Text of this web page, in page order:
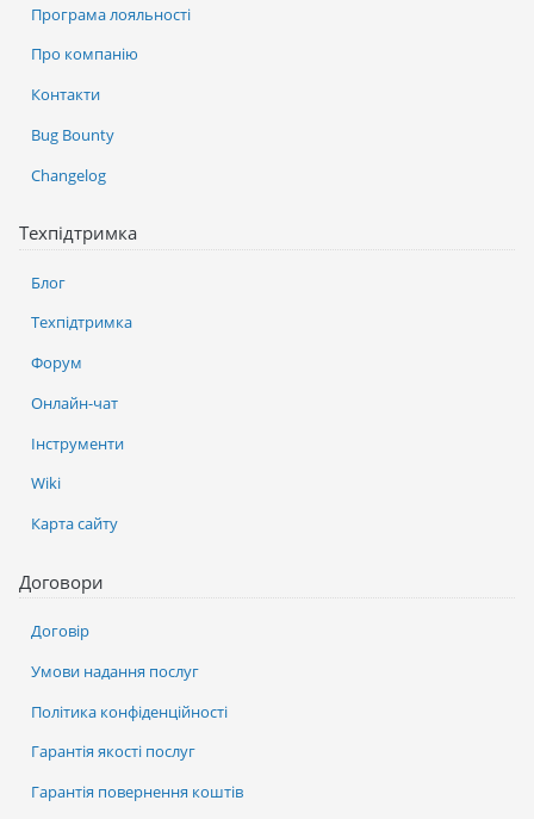
Програма лояльності
Про компанію
Контакти
Bug Bounty
Changelog
Техпідтримка
Блог
Техпідтримка
Форум
Онлайн-чат
Інструменти
Wiki
Карта сайту
Договори
Договір
Умови надання послуг
Політика конфіденційності
Гарантія якості послуг
Гарантія повернення коштів